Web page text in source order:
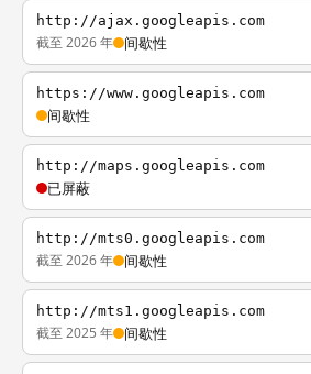
http://ajax.googleapis.com
截至 2026 年 间歇性
https://www.googleapis.com
间歇性
http://maps.googleapis.com
已屏蔽
http://mts0.googleapis.com
截至 2026 年 间歇性
http://mts1.googleapis.com
截至 2025 年 间歇性